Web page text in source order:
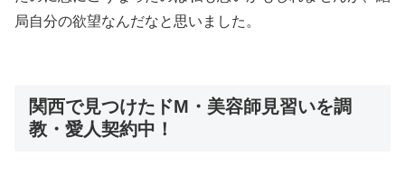
局自分の欲望なんだなと思いました。
関西で見つけたドM・美容師見習いを調
教・愛人契約中！